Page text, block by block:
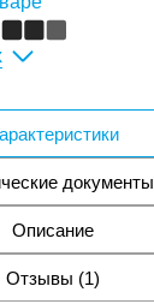
документы
Описание
Отзывы (1)